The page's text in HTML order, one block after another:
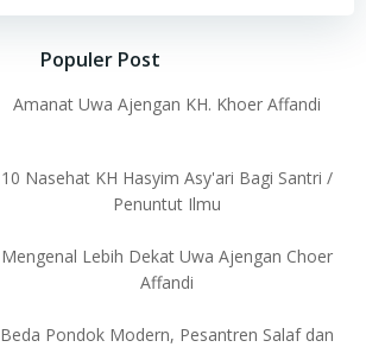
Populer Post
Amanat Uwa Ajengan KH. Khoer Affandi
10 Nasehat KH Hasyim Asy'ari Bagi Santri /
Penuntut Ilmu
Mengenal Lebih Dekat Uwa Ajengan Choer
Affandi
Beda Pondok Modern, Pesantren Salaf dan